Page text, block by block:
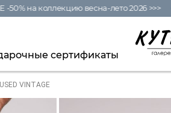
на коллекцию весна-лето 2026 >>>
сертификаты
VINTAGE